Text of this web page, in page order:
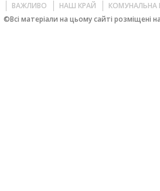
ВАЖЛИВО НАШ КРАЙ
КОМУНАЛЬНА
©Всі матеріали на цьому сайті розміщені